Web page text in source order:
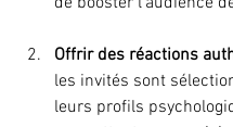
Offrir des réactions
les invités sont
leurs profils